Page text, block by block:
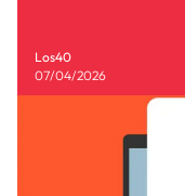
Los40
07/04/2026